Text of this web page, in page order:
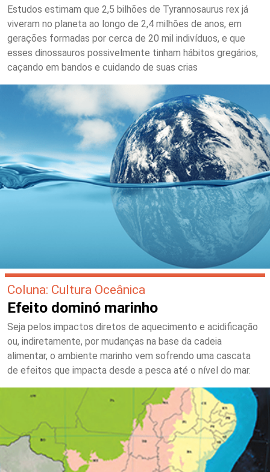
Estudos estimam que 2,5 bilhões de Tyrannosaurus rex já
viveram no planeta ao longo de 2,4 milhões de anos, em
gerações formadas por cerca de 20 mil indivíduos, e que
esses dinossauros possivelmente tinham hábitos gregários,
caçando em bandos e cuidando de suas crias
Coluna: Cultura Oceânica
Efeito dominó marinho
Seja pelos impactos diretos de aquecimento e acidificação
ou, indiretamente, por mudanças na base da cadeia
alimentar, o ambiente marinho vem sofrendo uma cascata
de efeitos que impacta desde a pesca até o nível do mar.